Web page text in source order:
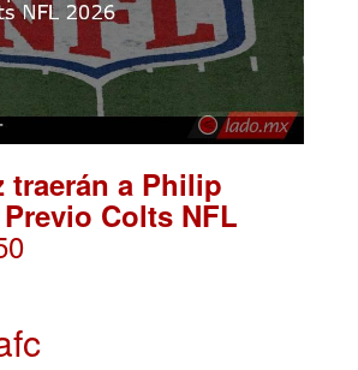
traerán a Philip
Colts NFL